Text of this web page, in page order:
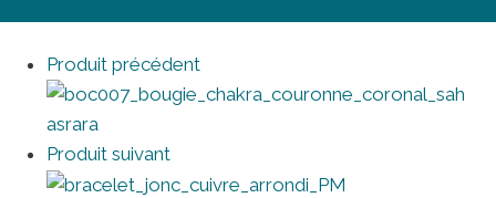
Produit précédent
Produit suivant